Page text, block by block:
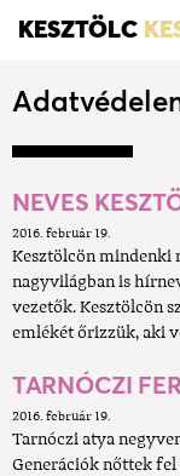
KESZTÖLC
NEVES
2016. február 19.
Kesztölcön mindenki
nagyvilágban is
vezetők. Kesztölcön
emlékét őrizzük, aki
TARNÓCZI
2016. február 19.
Tarnóczi atya
Generációk nőttek fel